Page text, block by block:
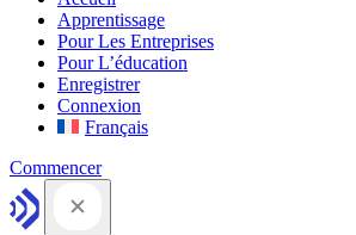
Apprentissage
Pour Les Entreprises
Pour L’éducation
Enregistrer
Connexion
Français
Commencer